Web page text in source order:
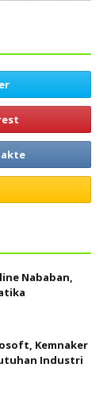
Nababan,
Kemnaker
Industri